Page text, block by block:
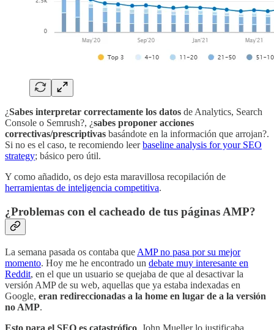
¿Sabes interpretar correctamente los datos de Analytics, Search
Console o Semrush?, ¿sabes proponer acciones
correctivas/prescriptivas basándote en la información que arrojan?.
Si no es el caso, te recomiendo leerbaseline analysis for your SEO
strategy; básico pero útil.
Y como añadido, os dejo esta maravillosa recopilación de
herramientas de inteligencia competitiva.
¿Problemas con el cacheado de tus páginas AMP?
La semana pasada os contaba que AMP no pasa por su mejor
momento. Hoy me he encontrado un debate muy interesante en
Reddit, en el que un usuario se quejaba de que al desactivar la
versión AMP de su web, aquellas que ya estaba indexadas en
Google, eran redireccionadas a la home en lugar de a la versión
no AMP.
Esto para el SEO es catastrófico. John Mueller lo justificaba